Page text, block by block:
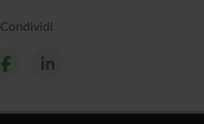
Condividi